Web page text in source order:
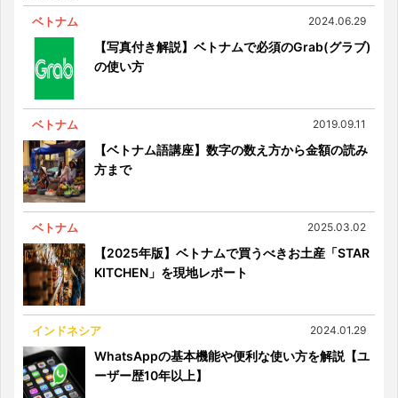
ベトナム 2024.06.29
【写真付き解説】ベトナムで必須のGrab(グラブ)
の使い方
ベトナム 2019.09.11
【ベトナム語講座】数字の数え方から金額の読み
方まで
ベトナム 2025.03.02
【2025年版】ベトナムで買うべきお土産「STAR
KITCHEN」を現地レポート
インドネシア 2024.01.29
WhatsAppの基本機能や便利な使い方を解説【ユ
ーザー歴10年以上】